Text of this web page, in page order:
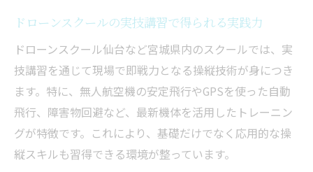
ドローンスクールの実技講習で得られる実践力
ドローンスクール仙台など宮城県内のスクールでは、実
技講習を通じて現場で即戦力となる操縦技術が身につき
ます。特に、無人航空機の安定飛行やGPSを使った自動
飛行、障害物回避など、最新機体を活用したトレーニン
グが特徴です。これにより、基礎だけでなく応用的な操
縦スキルも習得できる環境が整っています。